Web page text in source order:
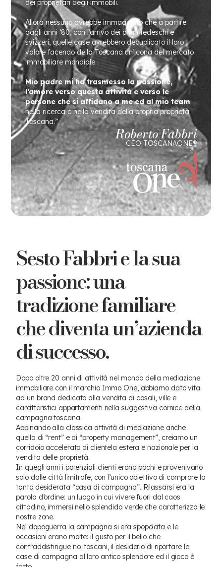
dei proprietari degli immobili.
Allora nessuno avrebbe immaginato che a partire
dagli anni ’80, con l’arrivo dei primi tedeschi e
svizzeri, quelle case avrebbero decuplicato il loro
valore facendo della Toscana un’icona del mercato
immobiliare mondiale.
Mio padre mi ha trasmesso la passione,
l’amore verso questa attività e verso le
persone che si affidano a me ed al mio team
nella ricerca o nella vendita della propria proprietà
Toscana.”
Roberto Fabbri
CEO TOSCANAONE®
Sesto Fabbri e la sua
passione: una
tradizione familiare
che diventa un’azienda
di successo.
Dopo oltre 20 anni di attività nel mondo della mediazione
immobiliare con il marchio Immo One, abbiamo dato vita
ad un brand dedicato alla vendita di casali, ville e
caratteristici appartamenti nella suggestiva cornice della
campagna toscana.
Abbinando alla classica attività di mediazione anche
quella di “rent” e di “property management”, creiamo un
corridoio accelerato di clientela estera e nazionale per la
vendita delle proprietà.
In quegli anni i potenziali clienti erano pochi e provenivano
solo dalle città limitrofe, con l’unico obiettivo di comprare la
tanto desiderata “casa di campagna”. Rilassarsi era la
parola d’ordine: un luogo in cui vivere fuori dal caos
cittadino, immersi nello splendido verde che caratterizza le
nostre zone.
Nel dopoguerra la campagna si era spopolata e le
occasioni erano molte: il gusto per il bello che
contraddistingue noi toscani, il desiderio di riportare le
case di campagna al loro antico splendore ed il gioco è